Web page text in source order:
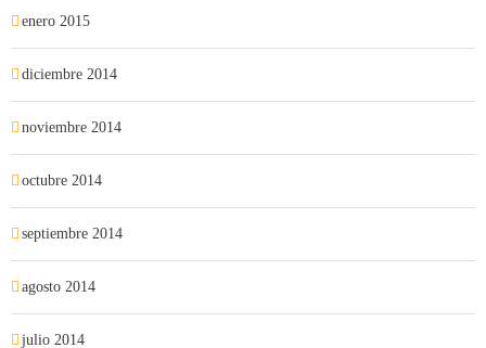
enero 2015
diciembre 2014
noviembre 2014
octubre 2014
septiembre 2014
agosto 2014
julio 2014